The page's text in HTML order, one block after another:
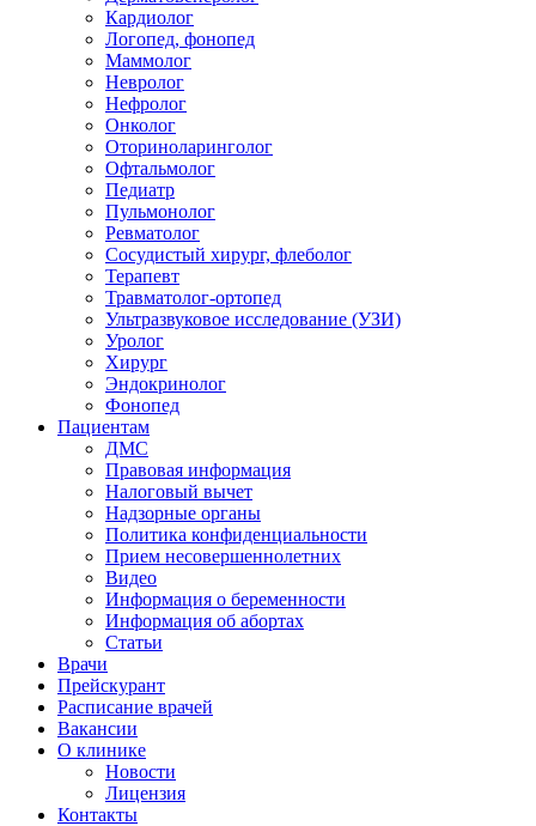
Кардиолог
Логопед, фонопед
Маммолог
Невролог
Нефролог
Онколог
Оториноларинголог
Офтальмолог
Педиатр
Пульмонолог
Ревматолог
Сосудистый хирург, флеболог
Терапевт
Травматолог-ортопед
Ультразвуковое исследование (УЗИ)
Уролог
Хирург
Эндокринолог
Фонопед
Пациентам
ДМС
Правовая информация
Налоговый вычет
Надзорные органы
Политика конфиденциальности
Прием несовершеннолетних
Видео
Информация о беременности
Информация об абортах
Статьи
Врачи
Прейскурант
Расписание врачей
Вакансии
О клинике
Новости
Лицензия
Контакты